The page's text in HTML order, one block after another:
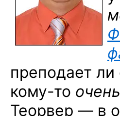
преподает
кому-то очень
Теорвер — в